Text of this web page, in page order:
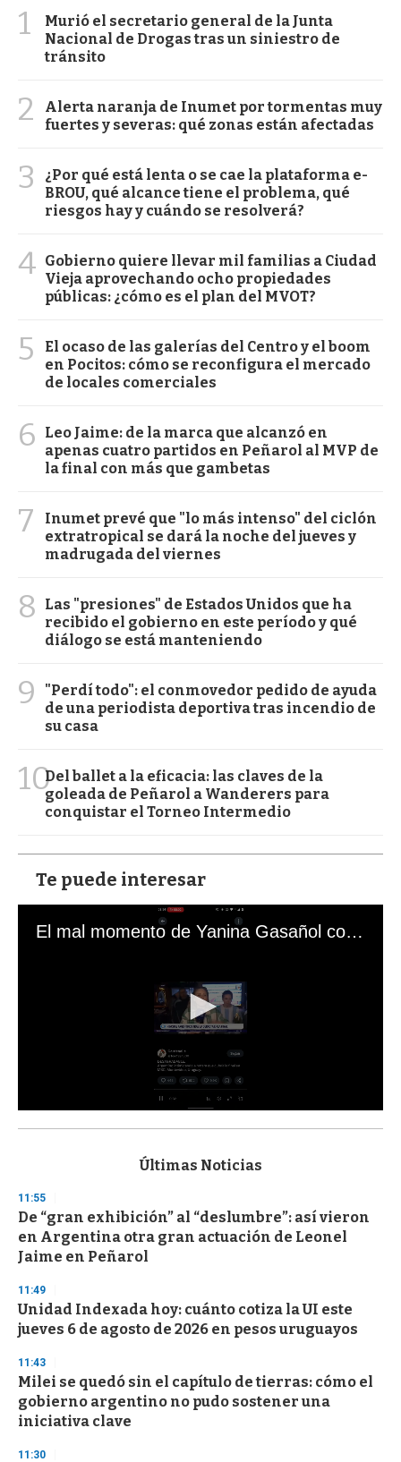
1
Murió el secretario general de la Junta
Nacional de Drogas tras un siniestro de
tránsito
2
Alerta naranja de Inumet por tormentas muy
fuertes y severas: qué zonas están afectadas
3
¿Por qué está lenta o se cae la plataforma e-
BROU, qué alcance tiene el problema, qué
riesgos hay y cuándo se resolverá?
4 Gobierno quiere llevar mil familias a Ciudad
Vieja aprovechando ocho propiedades
públicas: ¿cómo es el plan del MVOT?
5
El ocaso de las galerías del Centro y el boom
en Pocitos: cómo se reconfigura el mercado
de locales comerciales
6
Leo Jaime: de la marca que alcanzó en
apenas cuatro partidos en Peñarol al MVP de
la final con más que gambetas
7
Inumet prevé que "lo más intenso" del ciclón
extratropical se dará la noche del jueves y
madrugada del viernes
8
Las "presiones" de Estados Unidos que ha
recibido el gobierno en este período y qué
diálogo se está manteniendo
9
"Perdí todo": el conmovedor pedido de ayuda
de una periodista deportiva tras incendio de
su casa
10Del ballet a la eficacia: las claves de la
goleada de Peñarol a Wanderers para
conquistar el Torneo Intermedio
Te puede interesar
El mal momento de Yanina Gasañol con un hincha argentino en "Subrayado"
s
d
s
o
f
3
s
e
c
o
d
s
Últimas Noticias
11:55
De “gran exhibición” al “deslumbre”: así vieron
en Argentina otra gran actuación de Leonel
Jaime en Peñarol
11:49
Unidad Indexada hoy: cuánto cotiza la UI este
jueves 6 de agosto de 2026 en pesos uruguayos
11:43
Milei se quedó sin el capítulo de tierras: cómo el
gobierno argentino no pudo sostener una
iniciativa clave
11:30